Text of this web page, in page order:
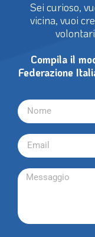
Sei curioso,
vicina, vuoi
Compila il
Federazione